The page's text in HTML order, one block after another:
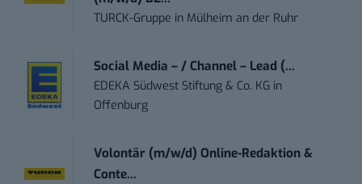
TURCK-Gruppe in Mülheim an der Ruhr
Social Media – / Channel – Lead (...
EDEKA Südwest Stiftung & Co. KG in
Offenburg
Volontär (m/w/d) Online-Redaktion &
Conte...